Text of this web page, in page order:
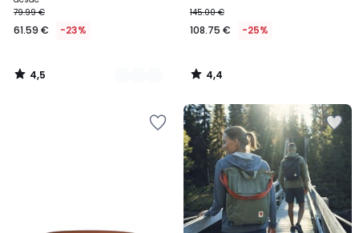
79.99 €
61.59 € -23%
4,5
/
145.00 €
108.75 € -25%
4,4
/